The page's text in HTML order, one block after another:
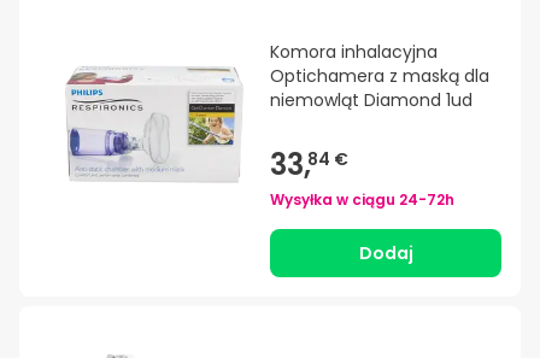
Komora inhalacyjna
Optichamera z maską dla
niemowląt Diamond 1ud
33,84 €
Wysyłka w ciągu 24-72h
Dodaj